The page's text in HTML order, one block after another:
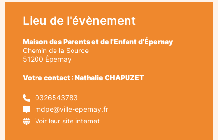
Lieu de l'évènement
Maison des Parents et de l'Enfant d’Épernay
Chemin de la Source
51200 Épernay
Votre contact : Nathalie CHAPUZET
0326543783
mdpe@ville-epernay.fr
Voir leur site internet